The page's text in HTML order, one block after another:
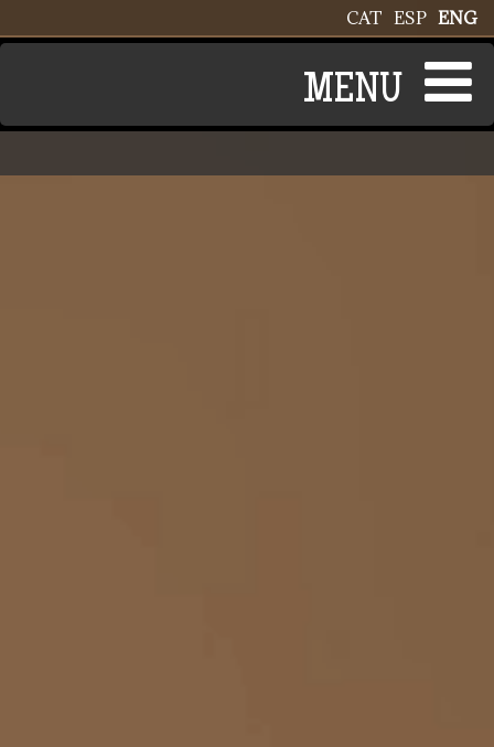
ENG
ESP
CAT